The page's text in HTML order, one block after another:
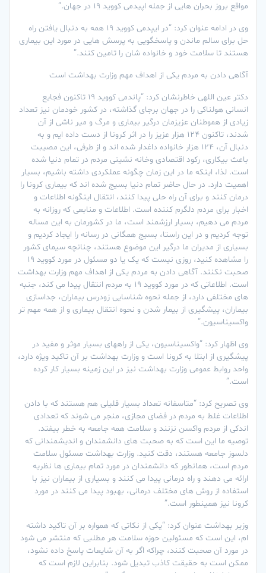
مواقع بروز بحران هایی از جمله اپیدمی کووید 19 در جهان.”
وی در ادامه عنوان کرد: “در ایپدمی کووید 19 همه به دنبال یافتن راه
حل برای سالم ماندن و پاسخگویی به پرسش هایی در مورد این بیماری
هستند تا سلامت خود و خانواده شان را تامین کنند.”
آگاهی دادن به مردم یکی از اهداف مهم وزارت بهداشت است
دکتر عین اللهی خاطرنشان کرد: “پاندمی کووید 19 تاکنون فجایع
انسانی هولناکی را در جهان برجای گذاشته، در کشور خودمان نیز تعداد
زیادی از هموطنان عزیزمان درگیر بیماری و مرگ و میر ناشی از آن
شدند، تاکنون 124 هزار عزیز را در اثر کرونا از دست داده ایم و به
دنبال آن، 124 هزار خانواده داغدار شده اند و از طرفی، این مصیبت
باعث بیکاری، رکود اقتصادی وخانه نشینی مردم در تمام دنیا شده
است. لذا، اینکه ما در این زمان چگونه عملکردی داشته باشیم، بسیار
اهمیت دارد. در حال حاضر تمام دنیا بسیج شده اند که بیماری کرونا را
درمان کنند و برای آن راه حلی پیدا کنند، انتقال اینگونه اطلاعات و
اخبار برای مردم دلگرم کننده است. اطلاعات و منابعی که روزانه به
مردم می دهیم، بسیار ارزشمند است، ما در کشورمان به این مساله
توجه کردیم و در این راستا، بسیج همگانی در رسانه را ایجاد کردیم و
بسیاری از مدیران ما درگیر این موضوع هستند، چنانچه سیمای کشور
را مشاهده کنید، روزی نیست که یک یا دو مسئول در مورد کووید 19
صحبت نکنند. آگاهی دادن به مردم یکی از اهداف مهم وزارت بهداشت
است. اطلاعاتی که در مورد کووید 19 به مردم انتقال پیدا می کند، جنبه
های مختلفی دارد، از جمله نحوه شناسایی زودرس بیماران، جداسازی
بیماران، پیشگیری از بیمار شدن و نحوه انتقال بیماری و از همه مهم تر
واکسیناسیون.”
وی اظهار کرد: “واکسیناسیون، یکی از راههای بسیار موثر و مفید در
پیشگیری از ابتلا به کرونا است و وزارت بهداشت بر آن تاکید ویژه دارد،
واحد روابط عمومی وزارت بهداشت نیز در این زمینه بسیار کار کرده
است.”
وی تصریح کرد: “متاسفانه تعداد بسیار قلیلی هم هستند که با دادن
اطلاعات غلط به مردم در فضای مجازی، منجر می شوند که تعدادی
اندکی از مردم واکسن نزنند و سلامت همه جامعه به خطر بیفتد.
توصیه ما این است که به صحبت های دانشمندان و اندیشمندانی که
دلسوز جامعه هستند، دقت کنید. وزارت بهداشت مسئول سلامت
مردم است، همانطور که دانشمندان در مورد تمام بیماری ها نظریه
ارائه می دهند و راه درمانی پیدا می کنند و بسیاری از بیماران نیز با
استفاده از روش های مختلف درمانی، بهبود پیدا می کنند در مورد
کرونا نیز همینطور است.”
وزیر بهداشت عنوان کرد: “یکی از نکاتی که همواره بر آن تاکید داشته
ام، این است که مسئولین حوزه سلامت هر مطلبی که منتشر می شود
در مورد آن صحبت کنند، چراکه اگر به آن شایعات پاسخ داده نشود،
ممکن است به حقیقت کاذب تبدیل شود. بنابراین لازم است که